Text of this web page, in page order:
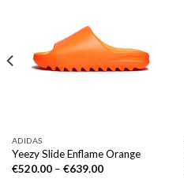
ADIDAS
Yeezy Slide Enflame Orange
€520.00– €639.00